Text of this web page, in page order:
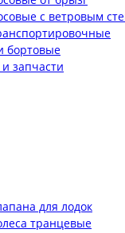
с ветровым
бортовые
запчасти
для лодок
транцевые